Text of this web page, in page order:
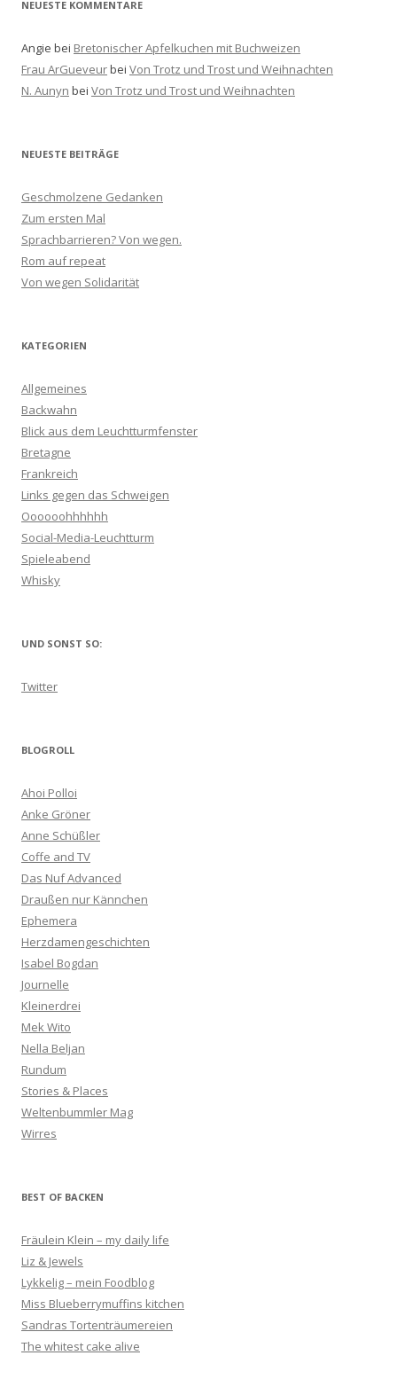
NEUESTE KOMMENTARE
Angie bei Bretonischer Apfelkuchen mit Buchweizen
Frau ArGueveurbei Von Trotz und Trost und Weihnachten
N. Aunyn bei Von Trotz und Trost und Weihnachten
NEUESTE BEITRÄGE
Geschmolzene Gedanken
Zum ersten Mal
Sprachbarrieren? Von wegen.
Rom auf repeat
Von wegen Solidarität
KATEGORIEN
Allgemeines
Backwahn
Blick aus dem Leuchtturmfenster
Bretagne
Frankreich
Links gegen das Schweigen
Oooooohhhhhh
Social-Media-Leuchtturm
Spieleabend
Whisky
UND SONST SO:
Twitter
BLOGROLL
Ahoi Polloi
Anke Gröner
Anne Schüßler
Coffe and TV
Das Nuf Advanced
Draußen nur Kännchen
Ephemera
Herzdamengeschichten
Isabel Bogdan
Journelle
Kleinerdrei
Mek Wito
Nella Beljan
Rundum
Stories & Places
Weltenbummler Mag
Wirres
BEST OF BACKEN
Fräulein Klein – my daily life
Liz & Jewels
Lykkelig – mein Foodblog
Miss Blueberrymuffins kitchen
Sandras Tortenträumereien
The whitest cake alive